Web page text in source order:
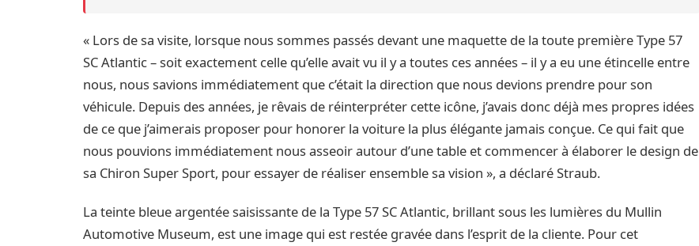
« Lors de sa visite, lorsque nous sommes passés devant une maquette de la toute première Type 57
SC Atlantic – soit exactement celle qu’elle avait vu il y a toutes ces années – il y a eu une étincelle entre
nous, nous savions immédiatement que c’était la direction que nous devions prendre pour son
véhicule. Depuis des années, je rêvais de réinterpréter cette icône, j’avais donc déjà mes propres idées
de ce que j’aimerais proposer pour honorer la voiture la plus élégante jamais conçue. Ce qui fait que
nous pouvions immédiatement nous asseoir autour d’une table et commencer à élaborer le design de
sa Chiron Super Sport, pour essayer de réaliser ensemble sa vision », a déclaré Straub.
La teinte bleue argentée saisissante de la Type 57 SC Atlantic, brillant sous les lumières du Mullin
Automotive Museum, est une image qui est restée gravée dans l’esprit de la cliente. Pour cet